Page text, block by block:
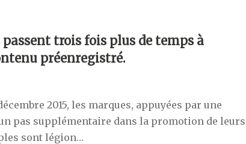
trois fois plus de temps à
préenregistré.
2015, les marques, appuyées par une
pas supplémentaire dans la promotion de leurs
sont légion…